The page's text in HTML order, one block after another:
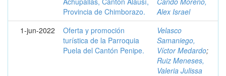
Provincia de Chimborazo.
Alex Israel
1-jun-2022
Oferta y promoción
turística de la Parroquia
Puela del Cantón Penipe.
Velasco
Samaniego,
Víctor Medardo;
Ruiz Meneses,
Valeria Julissa